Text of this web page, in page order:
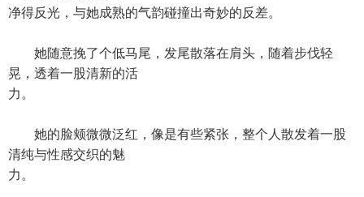
净得反光，与她成熟的气韵碰撞出奇妙的反差。
她随意挽了个低马尾，发尾散落在肩头，随着步伐轻
晃，透着一股清新的活
力。
她的脸颊微微泛红，像是有些紧张，整个人散发着一股
清纯与性感交织的魅
力。